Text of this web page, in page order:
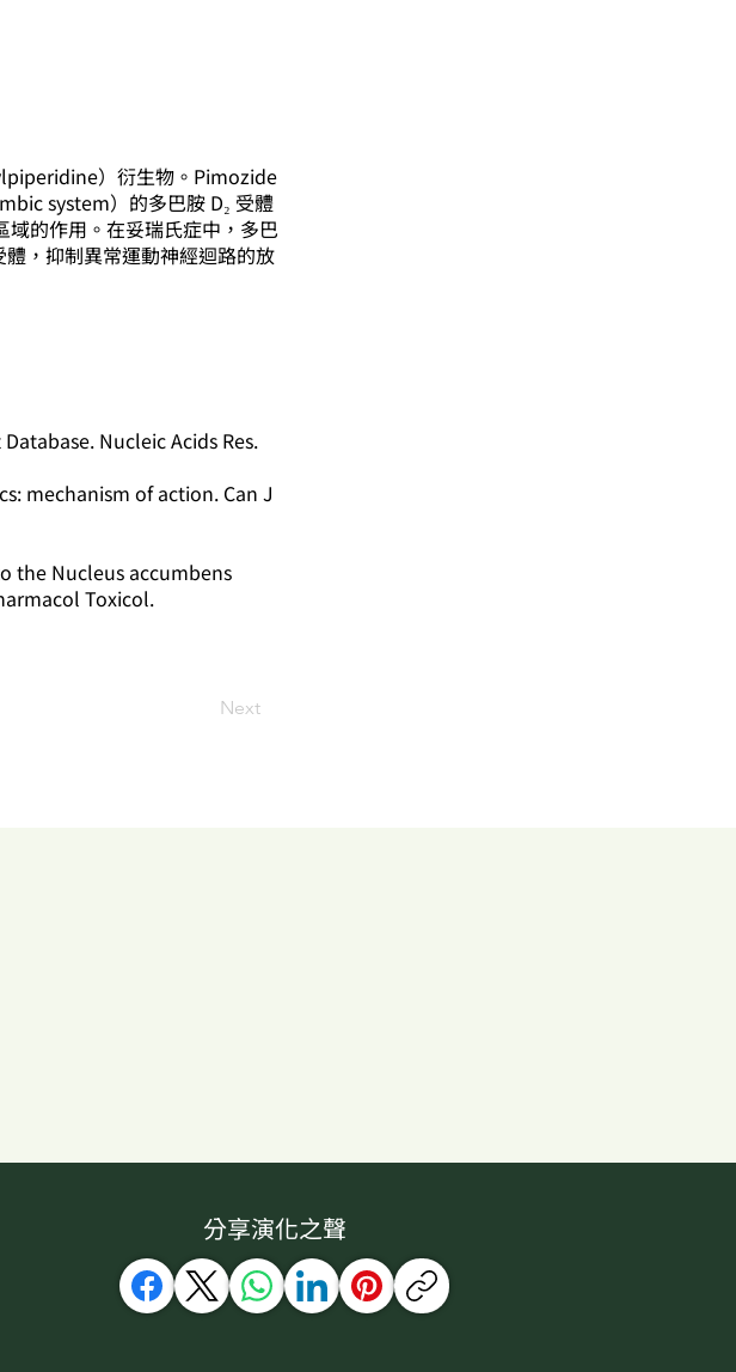
）衍生物。Pimozide
system）的多巴胺 D₂ 受體
域的作用。在妥瑞氏症中，多巴
，抑制異常運動神經迴路的放
Nucleic Acids Res.
mechanism of action. Can J
the Nucleus accumbens
Toxicol.
Next
分享演化之聲